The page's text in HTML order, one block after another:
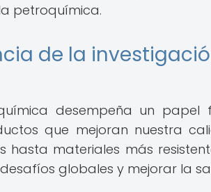
petroquímica.
de la
desempeña un
que mejoran nuestra
hasta materiales más
globales y mejorar la